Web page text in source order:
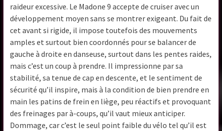
raideur excessive. Le Madone 9 accepte de cruiser avec un
développement moyen sans se montrer exigeant. Du fait de
cet avant si rigide, il impose toutefois des mouvements
amples et surtout bien coordonnés pour se balancer de
gauche à droite en danseuse, surtout dans les pentes raides,
mais c’est un coup à prendre. Il impressionne par sa
stabilité, sa tenue de cap en descente, et le sentiment de
sécurité qu’il inspire, mais à la condition de bien prendre en
main les patins de frein en liège, peu réactifs et provoquant
des freinages par à-coups, qu’il vaut mieux anticiper.
Dommage, car c’est le seul point faible du vélo tel qu’il est